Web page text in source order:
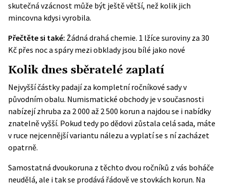
skutečná vzácnost může být ještě větší, než kolik jich
mincovna kdysi vyrobila.
Přečtěte si také: Žádná drahá chemie. 1 lžíce suroviny za 30
Kč přes noc a spáry mezi obklady jsou bílé jako nové
Kolik dnes sběratelé zaplatí
Nejvyšší částky padají za kompletní ročníkové sady v
původním obalu. Numismatické obchody je v současnosti
nabízejí zhruba za 2 000 až 2 500 korun a najdou se i nabídky
znatelně vyšší. Pokud tedy po dědovi zůstala celá sada, máte
v ruce nejcennější variantu nálezu a vyplatí se s ní zacházet
opatrně.
Samostatná dvoukoruna z těchto dvou ročníků z vás boháče
neudělá, ale i tak se prodává řádově ve stovkách korun. Na